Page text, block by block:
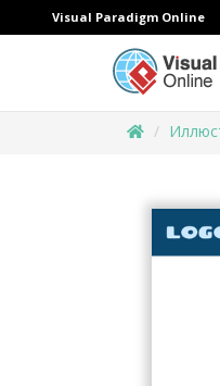
Visual Paradigm Online